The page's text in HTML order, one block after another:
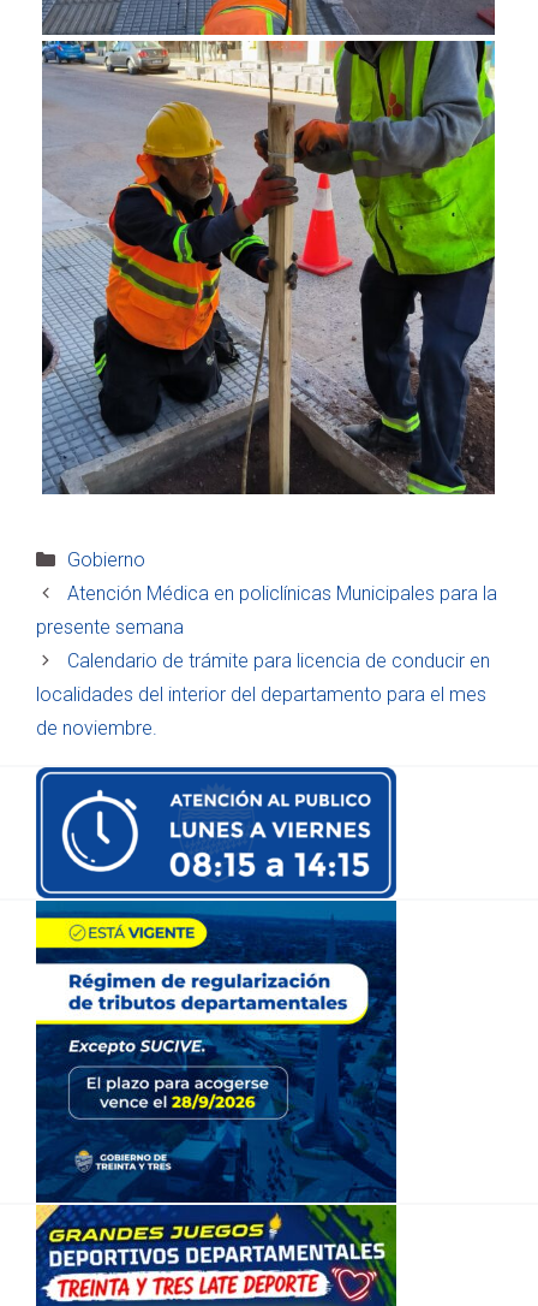
Categorías
Gobierno
Atención Médica en policlínicas Municipales para la
presente semana
Calendario de trámite para licencia de conducir en
localidades del interior del departamento para el mes
de noviembre.